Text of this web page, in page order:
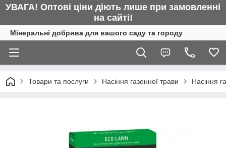
УВАГА! Оптові ціни діють лише при замовленні
на сайті!
Мінеральні добрива для вашого саду та городу
Товари та послуги Насіння газонної трави Насіння